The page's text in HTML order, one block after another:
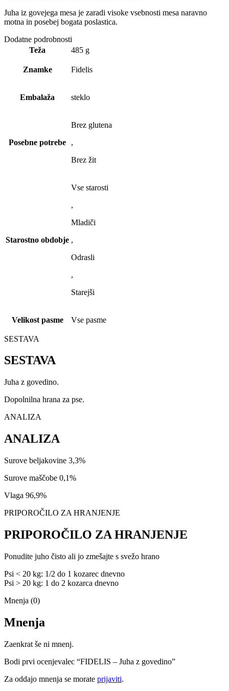
Juha iz govejega mesa je zaradi visoke vsebnosti mesa naravno
motna in posebej bogata poslastica.
Dodatne podrobnosti
Teža
485 g
Znamke Fidelis
Embalaža steklo
Posebne potrebe
Brez glutena
,
Brez žit
Starostno obdobje
Vse starosti
,
Mladiči
,
Odrasli
,
Starejši
Velikost pasme Vse pasme
SESTAVA
SESTAVA
Juha z govedino.
Dopolnilna hrana za pse.
ANALIZA
ANALIZA
Surove beljakovine 3,3%
Surove maščobe 0,1%
Vlaga 96,9%
PRIPOROČILO ZA HRANJENJE
PRIPOROČILO ZA HRANJENJE
Ponudite juho čisto ali jo zmešajte s svežo hrano
Psi < 20 kg: 1/2 do 1 kozarec dnevno
Psi > 20 kg: 1 do 2 kozarca dnevno
Mnenja (0)
Mnenja
Zaenkrat še ni mnenj.
Bodi prvi ocenjevalec “FIDELIS – Juha z govedino”
Za oddajo mnenja se morate prijaviti.